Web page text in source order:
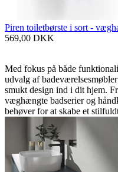
Piren toiletbørste i sort -
569,00 DKK
Med fokus på både
udvalg af
smukt design ind i dit hjem.
væghængte badserier og
behøver for at skabe et